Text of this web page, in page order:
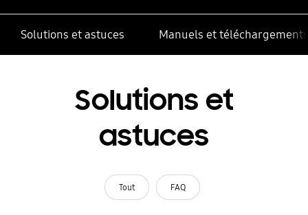
Solutions et astuces Manuels et téléchargements
Solutions et
astuces
Tout FAQ